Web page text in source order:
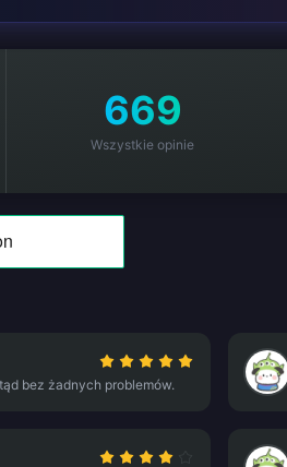
669
Wszystkie opinie
bez żadnych problemów.